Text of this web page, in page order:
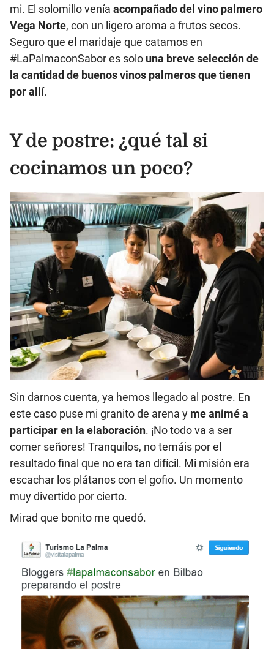
mi. El solomillo venía acompañado del vino palmero
Vega Norte, con un ligero aroma a frutos secos.
Seguro que el maridaje que catamos en
#LaPalmaconSabor es solo una breve selección de
la cantidad de buenos vinos palmeros que tienen
por allí.
Y de postre: ¿qué tal si
cocinamos un poco?
Sin darnos cuenta, ya hemos llegado al postre. En
este caso puse mi granito de arena y me animé a
participar en la elaboración. ¡No todo va a ser
comer señores! Tranquilos, no temáis por el
resultado final que no era tan difícil. Mi misión era
escachar los plátanos con el gofio. Un momento
muy divertido por cierto.
Mirad que bonito me quedó.